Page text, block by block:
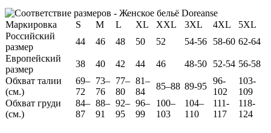
Маркировка S M L XL XXL 3XL 4XL
5XL
Российский
размер
44 46 48 50 52 54-56 58-60 62-64
Европейский
размер
38 40 42 44 46 48-50 52-54 56-58
Обхват талии
(см.)
69–
72
73–
76
77–
80
81–
84
85–88 89-95
96-
102
103-
109
Обхват груди
(см.)
84–
87
88–
91
92–
95
96–
99
100–
103
104–
110
111-
117
118-
124